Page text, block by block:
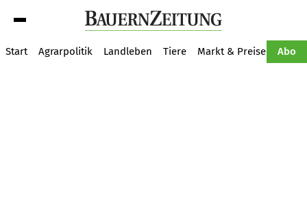
Start Agrarpolitik Landleben Tiere Markt & Preise Abo